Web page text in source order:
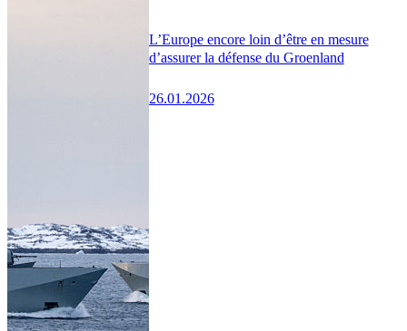
L’Europe encore loin d’être en mesure
d’assurer la défense du Groenland
26.01.2026